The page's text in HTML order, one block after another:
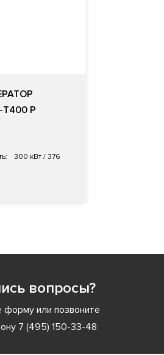
P
300 кВт / 376
вопросы?
форму или позвоните
7 (495) 150-33-48